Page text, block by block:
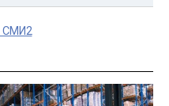
СМИ2